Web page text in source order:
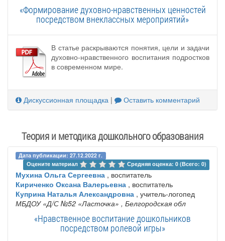
«Формирование духовно-нравственных ценностей
посредством внеклассных мероприятий»
В статье раскрываются понятия, цели и задачи
духовно-нравственного воспитания подростков
в современном мире.
Дискуссионная площадка | Оставить комментарий
Теория и методика дошкольного образования
Дата публикации: 27.12.2022 г.
Оцените материал
Средняя оценка: 0 (Всего: 0)
Мухина Ольга Сергеевна , воспитатель
Кириченко Оксана Валерьевна , воспитатель
Куприна Наталья Александровна , учитель-логопед
МБДОУ «Д/С №52 «Ласточка» , Белгородская обл
«Нравственное воспитание дошкольников
посредством ролевой игры»